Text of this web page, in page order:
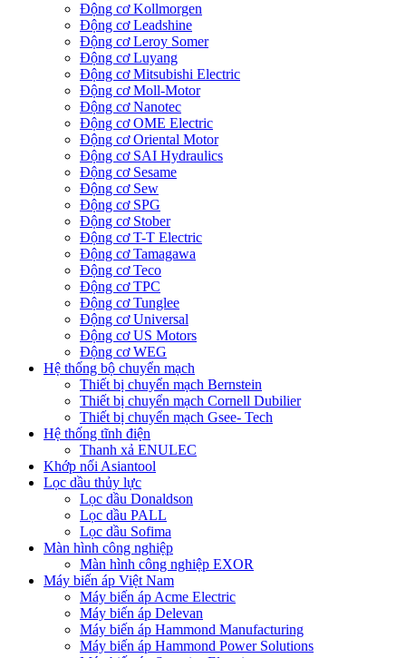
Động cơ Kollmorgen
Động cơ Leadshine
Động cơ Leroy Somer
Động cơ Luyang
Động cơ Mitsubishi Electric
Động cơ Moll-Motor
Động cơ Nanotec
Động cơ OME Electric
Động cơ Oriental Motor
Động cơ SAI Hydraulics
Động cơ Sesame
Động cơ Sew
Động cơ SPG
Động cơ Stober
Động cơ T-T Electric
Động cơ Tamagawa
Động cơ Teco
Động cơ TPC
Động cơ Tunglee
Động cơ Universal
Động cơ US Motors
Động cơ WEG
Hệ thống bộ chuyển mạch
Thiết bị chuyển mạch Bernstein
Thiết bị chuyển mạch Cornell Dubilier
Thiết bị chuyển mạch Gsee- Tech
Hệ thống tĩnh điện
Thanh xả ENULEC
Khớp nối Asiantool
Lọc dầu thủy lực
Lọc dầu Donaldson
Lọc dầu PALL
Lọc dầu Sofima
Màn hình công nghiệp
Màn hình công nghiệp EXOR
Máy biến áp Việt Nam
Máy biến áp Acme Electric
Máy biến áp Delevan
Máy biến áp Hammond Manufacturing
Máy biến áp Hammond Power Solutions